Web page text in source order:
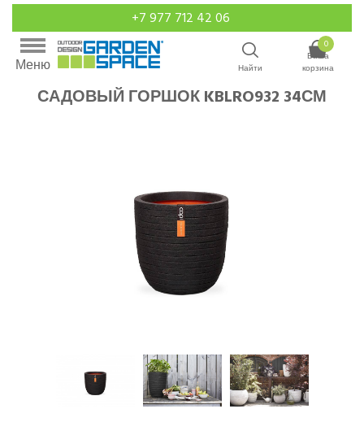
+7 977 712 42 06
Меню Найти
0
Ваша
корзина
САДОВЫЙ ГОРШОК KBLRO932 34СМ